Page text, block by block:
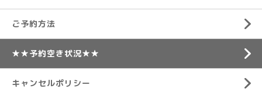
ご予約方法
★★予約空き状況★★
キャンセルポリシー